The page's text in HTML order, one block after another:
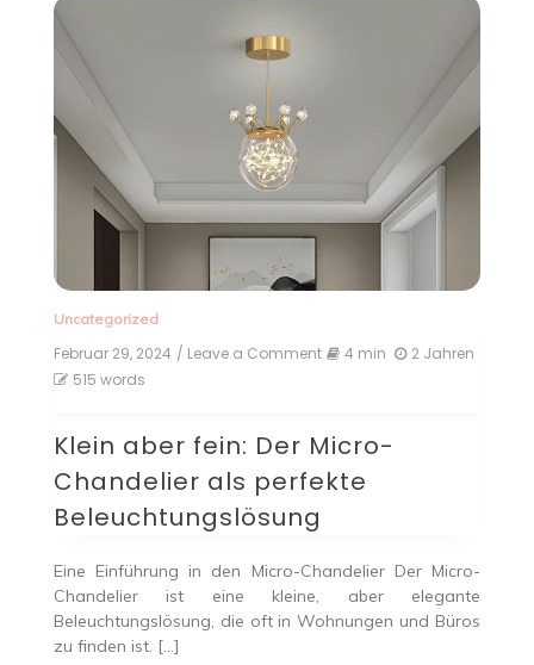
Uncategorized
Februar 29, 2024 / Leave a Commenton
Der
Micro-
Chandelier
4 min
2 Jahren
515 words
Klein aber fein: Der Micro-
Chandelier als perfekte
Beleuchtungslösung
Eine Einführung in den Micro-Chandelier Der Micro-
Chandelier ist eine kleine, aber elegante
Beleuchtungslösung, die oft in Wohnungen und Büros
zu finden ist. […]